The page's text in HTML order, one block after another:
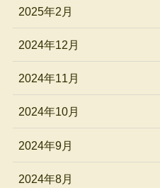
2025年2月
2024年12月
2024年11月
2024年10月
2024年9月
2024年8月